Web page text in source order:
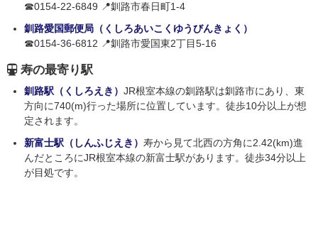
☎0154-22-6849 📍釧路市春日町1-4
釧路愛国郵便局（くしろあいこくゆうびんきょく）
☎0154-36-6812 📍釧路市愛国東2丁目5-16
寿の最寄り駅
釧路駅（くしろえき） JR根室本線の釧路駅は釧路市にあり、東
方向に740(m)行った場所に位置しています。徒歩10分以上が想
定されます。
新富士駅（しんふじえき） 寿から見て北西の方角に2.42(km)進
んだところにJR根室本線の新富士駅があります。徒歩34分以上
が目処です。